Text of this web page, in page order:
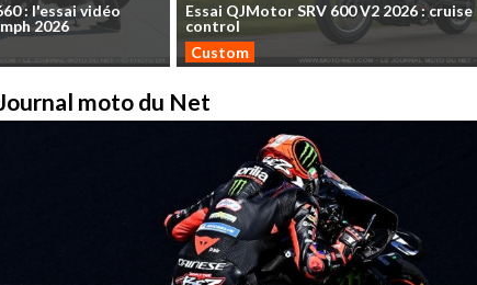
: l'essaividéo
2026
Essai QJMotorSRV 600V2 2026: cruise
control
Custom
moto du Net